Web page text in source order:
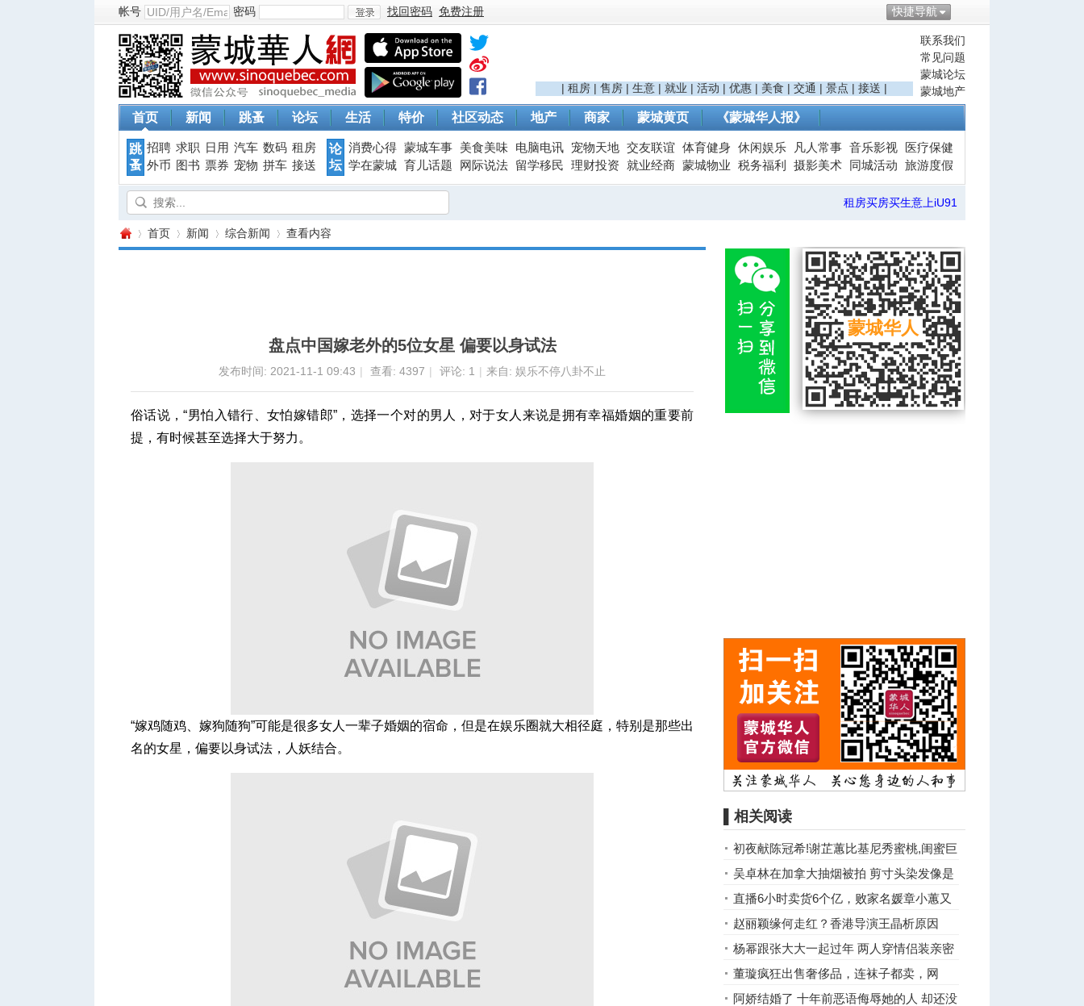
快捷导航
帐号 密码
登
录
找回密码 免费注册
联系我们
常见问题
蒙城论坛
蒙城地产
| 租房 | 售房 | 生意 | 就业 | 活动 | 优惠 | 美食 | 交通 | 景点 | 接送 |
首页 新闻 跳蚤 论坛 生活 特价 社区动态 地产 商家 蒙城黄页 《蒙城华人报》
跳
蚤
招聘 求职 日用 汽车 数码 租房
外币
图书 票券 宠物 拼车 接送
论
坛
消费心得 蒙城车事 美食美味 电脑电讯 宠物天地 交友联谊 体育健身 休闲娱乐 凡人常事 音乐影视
医疗保健
学在蒙城 育儿话题 网际说法 留学移民 理财投资 就业经商 蒙城物业 税务福利 摄影美术 同城活动 旅游度假
租房买房买生意上iU91
首页 新闻 综合新闻 查看内容
盘点中国嫁老外的5位女星 偏要以身试法
发布时间: 2021-11-1 09:43 | 查看: 4397 | 评论: 1 | 来自: 娱乐不停八卦不止
俗话说，“男怕入错行、女怕嫁错郎”，选择一个对的男人，对于女人来说是拥有幸福婚姻的重要前
提，有时候甚至选择大于努力。
“嫁鸡随鸡、嫁狗随狗”可能是很多女人一辈子婚姻的宿命，但是在娱乐圈就大相径庭，特别是那些出
名的女星，偏要以身试法，人妖结合。
▌相关阅读
初夜献陈冠希!谢芷蕙比基尼秀蜜桃,闺蜜巨
乳抢镜
吴卓林在加拿大抽烟被拍 剪寸头染发像是
流浪汉
直播6小时卖货6个亿，败家名媛章小蕙又
红了
赵丽颖缘何走红？香港导演王晶析原因
杨幂跟张大大一起过年 两人穿情侣装亲密
自拍
董璇疯狂出售奢侈品，连袜子都卖，网
友：缺钱了
阿娇结婚了 十年前恶语侮辱她的人 却还没